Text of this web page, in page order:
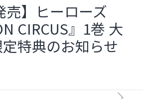
売】ヒーローズ
CIRCUS』1巻 大
特典のお知らせ